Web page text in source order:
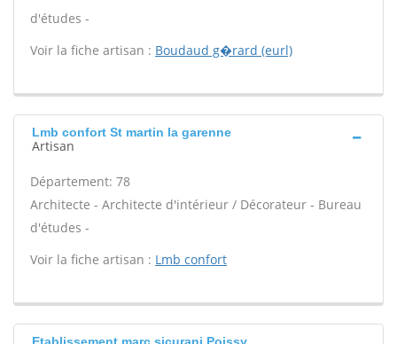
d'études -
Voir la fiche artisan : Boudaud g�rard (eurl)
Lmb confort St martin la garenne
Artisan
Département: 78
Architecte - Architecte d'intérieur / Décorateur - Bureau
d'études -
Voir la fiche artisan : Lmb confort